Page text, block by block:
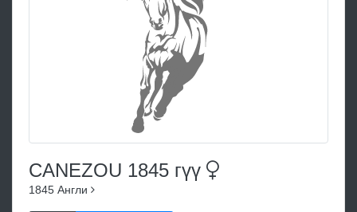
CANEZOU 1845 гүү
1845 Англи